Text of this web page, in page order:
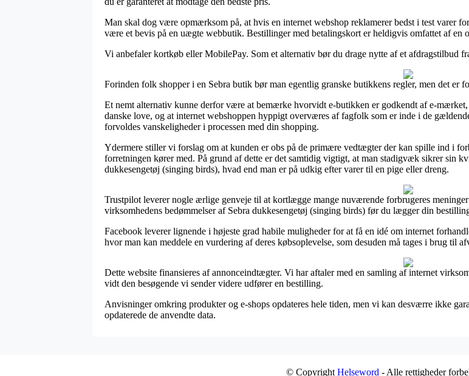
Man skal dog være opmærksom på, at hvis en internet webshop reklamerer bedst i test varer
være et bevis på en uægte webbutik. Bestillinger med betalingskort er heldigvis omfattet af en
Vi anbefaler kortkøb eller MobilePay. Som et alternativ bør du drage nytte af et afdragstilbud
Forinden folk shopper i en Sebra butik bør man egentlig granske butikkens regler, men det er
Et nemt alternativ kunne derfor være at bemærke hvorvidt e-butikken er godkendt af e-
danske love, og at internet webshoppen hyppigt overværes af fagfolk som er inde i de
forvoldes vanskeligheder i processen med din shopping.
Ydermere stiller vi forslag om at kunden er obs på de primære vedtægter der kan spille ind i
forretningen kører med. På grund af dette er det samtidig vigtigt, at man stadigvæk sikrer sin
dukkesengetøj (singing birds), hvad end man er på udkig efter varer til en pige eller dreng.
Trustpilot leverer nogle ærlige genveje til at kortlægge mange nuværende forbrugeres
virksomhedens bedømmelser af Sebra dukkesengetøj (singing birds) før du lægger din
Facebook leverer lignende i højeste grad habile muligheder for at få en idé om internet
hvor man kan meddele en vurdering af deres købsoplevelse, som desuden må tages i brug til
Dette website finansieres af annonceindtægter. Vi har aftaler med en samling af internet
vidt den besøgende vi sender videre udfører en bestilling.
Anvisninger omkring produkter og e-shops opdateres hele tiden, men vi kan desværre ikke
opdaterede de anvendte data.
© Copyright Helseword - Alle rettigheder